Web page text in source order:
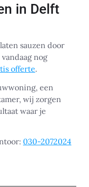
in Delft
sauzen door
nog
offerte.
een
wij zorgen
waar je
030-2072024